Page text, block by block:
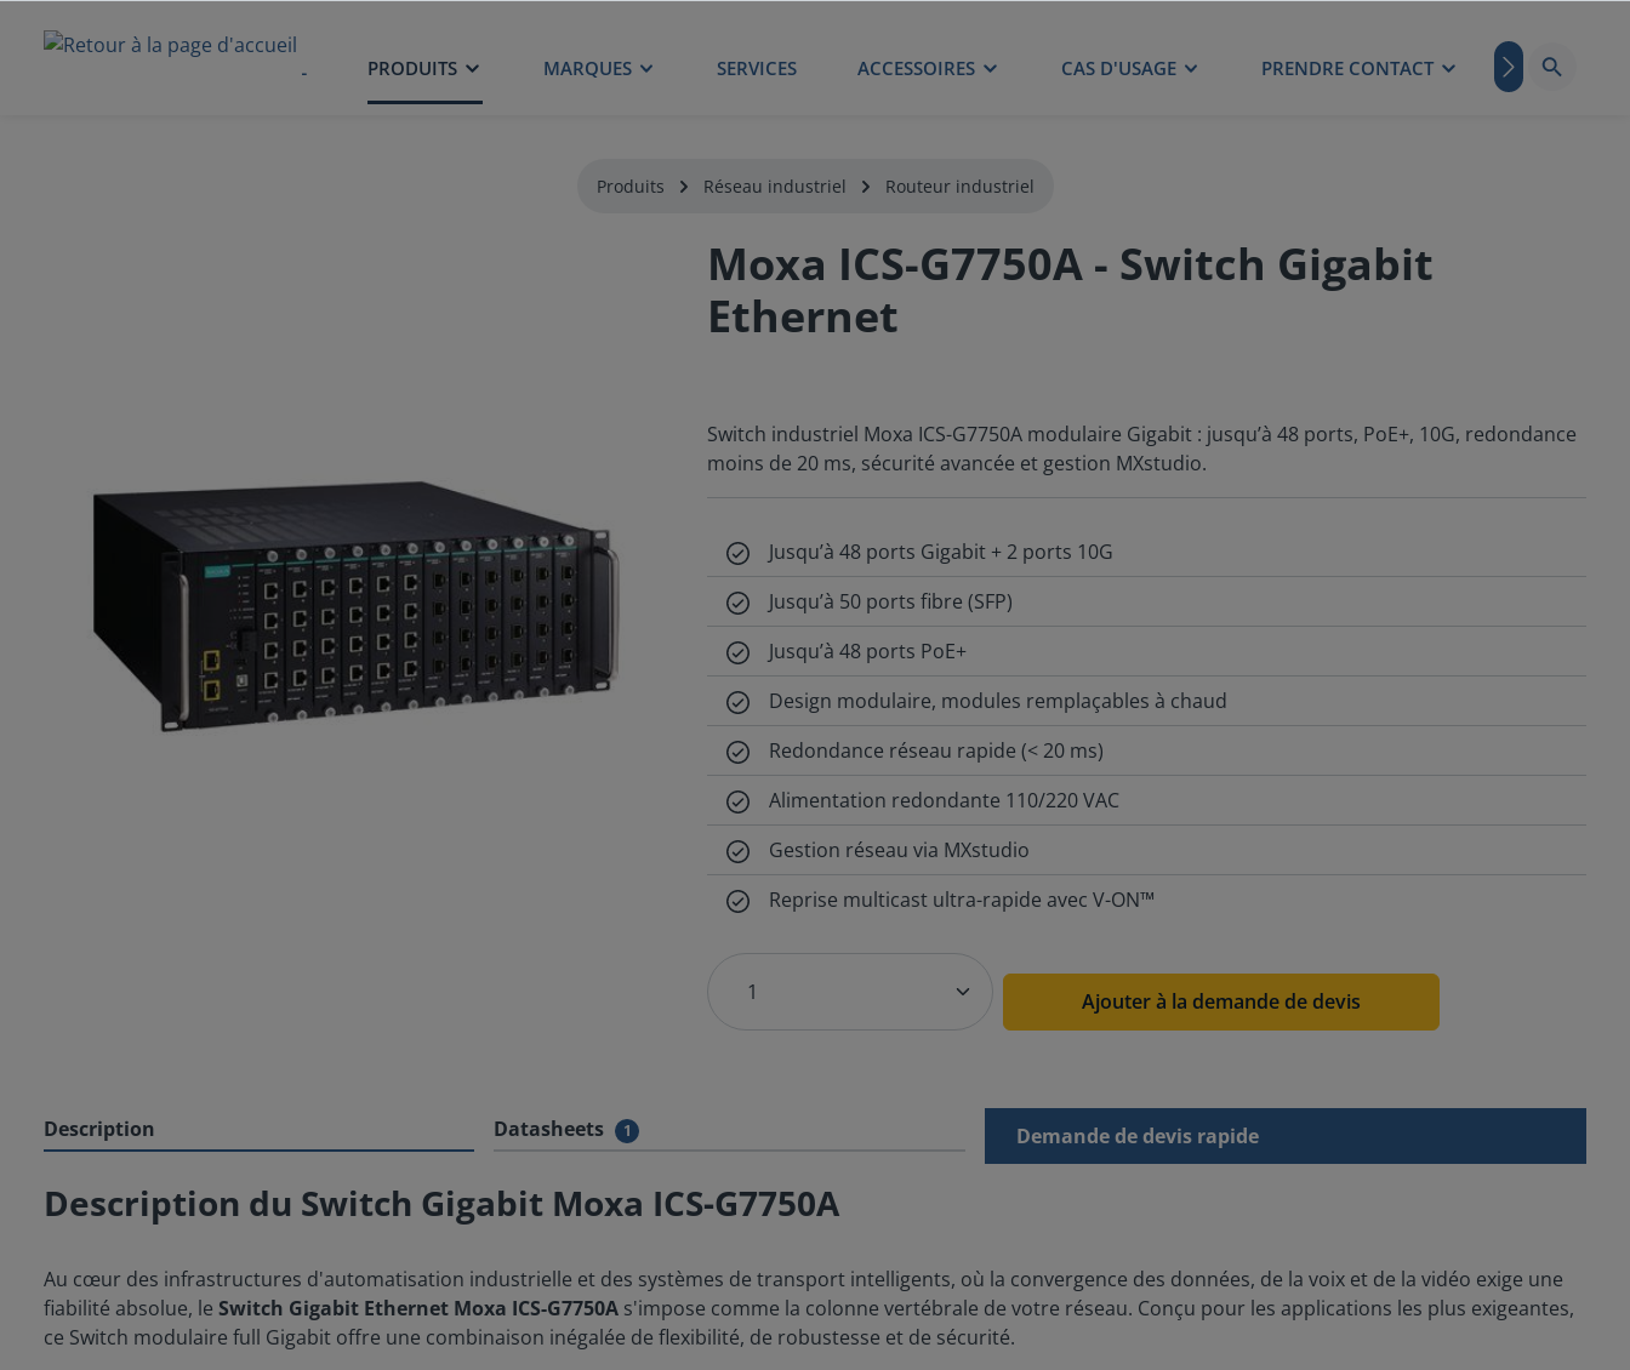
ACCUEIL PRODUITS MARQUES SERVICES ACCESSOIRES CAS D'USAGE PRENDRE CONTACT BLOG
Produits Réseau industriel Routeur industriel
Moxa ICS-G7750A - Switch Gigabit
Ethernet
Switch industriel Moxa ICS-G7750A modulaire Gigabit : jusqu’à 48 ports, PoE+, 10G, redondance
moins de 20 ms, sécurité avancée et gestion MXstudio.
Jusqu’à 48 ports Gigabit + 2 ports 10G
Jusqu’à 50 ports fibre (SFP)
Jusqu’à 48 ports PoE+
Design modulaire, modules remplaçables à chaud
Redondance réseau rapide (< 20 ms)
Alimentation redondante 110/220 VAC
Gestion réseau via MXstudio
Reprise multicast ultra-rapide avec V-ON™
Ajouter à la demande de devis
Description Datasheets 1 Demande de devis rapide
Description du Switch Gigabit Moxa ICS-G7750A
Au cœur des infrastructures d'automatisation industrielle et des systèmes de transport intelligents, où la convergence des données, de la voix et de la vidéo exige une
fiabilité absolue, le Switch Gigabit Ethernet Moxa ICS-G7750A s'impose comme la colonne vertébrale de votre réseau. Conçu pour les applications les plus exigeantes,
ce Switch modulaire full Gigabit offre une combinaison inégalée de flexibilité, de robustesse et de sécurité.